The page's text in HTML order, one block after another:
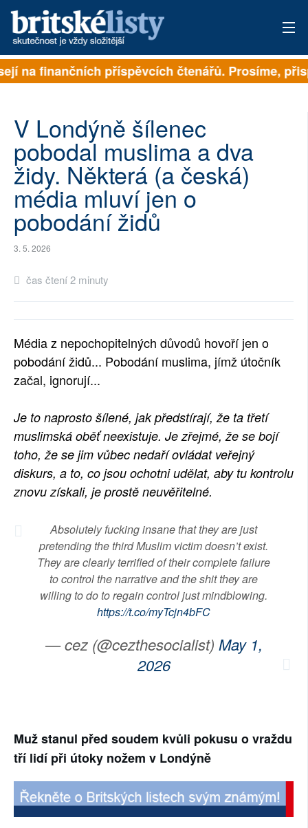
PŘIHLÁSIT
ARCHIV
ROZHOVORY
TÉMATA
NEJČTENĚJŠÍ ZA 7 DNÍ
RUBRIKY
PLNÁ VERZE STRÁNEK
na finančních příspěvcích čtenářů. Prosíme,
V Londýně šílenec
pobodal muslima a dva
židy. Některá (a česká)
média mluví jen o
pobodání židů
3. 5. 2026
čas čtení 2 minuty
Média z nepochopitelných důvodů hovoří jen o
pobodání židů... Pobodání muslima, jímž útočník
začal, ignorují...
Je to naprosto šílené, jak předstírají, že ta třetí
muslimská oběť neexistuje. Je zřejmé, že se bojí
toho, že se jim vůbec nedaří ovládat veřejný
diskurs, a to, co jsou ochotni udělat, aby tu kontrolu
znovu získali, je prostě neuvěřitelné.
Absolutely fucking insane that they are just
pretending the third Muslim victim doesn’t exist.
They are clearly terrified of their complete failure
to control the narrative and the shit they are
willing to do to regain control just mindblowing.
https://t.co/myTcjn4bFC
— cez (@cezthesocialist) May 1,
2026
Muž stanul před soudem kvůli pokusu o vraždu
tří lidí při útoky nožem v Londýně